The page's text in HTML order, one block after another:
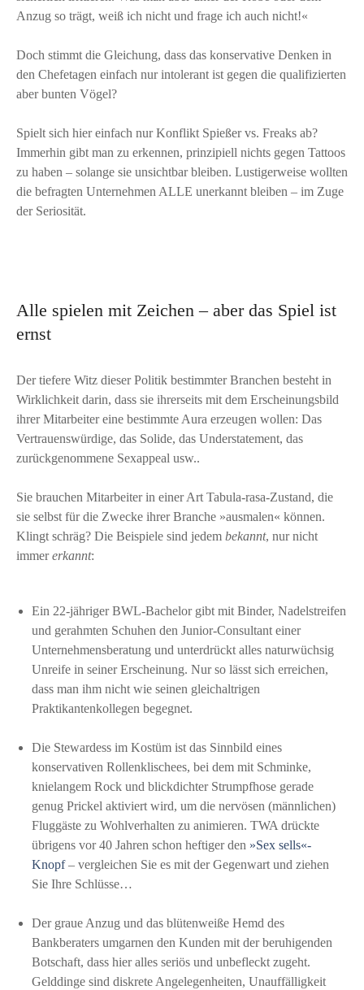
Anzug so trägt, weiß ich nicht und frage ich auch nicht!«
Doch stimmt die Gleichung, dass das konservative Denken in
den Chefetagen einfach nur intolerant ist gegen die qualifizierten
aber bunten Vögel?
Spielt sich hier einfach nur Konflikt Spießer vs. Freaks ab?
Immerhin gibt man zu erkennen, prinzipiell nichts gegen Tattoos
zu haben – solange sie unsichtbar bleiben. Lustigerweise wollten
die befragten Unternehmen ALLE unerkannt bleiben – im Zuge
der Seriosität.
Alle spielen mit Zeichen – aber das Spiel ist
ernst
Der tiefere Witz dieser Politik bestimmter Branchen besteht in
Wirklichkeit darin, dass sie ihrerseits mit dem Erscheinungsbild
ihrer Mitarbeiter eine bestimmte Aura erzeugen wollen: Das
Vertrauenswürdige, das Solide, das Understatement, das
zurückgenommene Sexappeal usw..
Sie brauchen Mitarbeiter in einer Art Tabula-rasa-Zustand, die
sie selbst für die Zwecke ihrer Branche »ausmalen« können.
Klingt schräg? Die Beispiele sind jedem bekannt, nur nicht
immererkannt:
Ein 22-jähriger BWL-Bachelor gibt mit Binder, Nadelstreifen
und gerahmten Schuhen den Junior-Consultant einer
Unternehmensberatung und unterdrückt alles naturwüchsig
Unreife in seiner Erscheinung. Nur so lässt sich erreichen,
dass man ihm nicht wie seinen gleichaltrigen
Praktikantenkollegen begegnet.
Die Stewardess im Kostüm ist das Sinnbild eines
konservativen Rollenklischees, bei dem mit Schminke,
knielangem Rock und blickdichter Strumpfhose gerade
genug Prickel aktiviert wird, um die nervösen (männlichen)
Fluggäste zu Wohlverhalten zu animieren. TWA drückte
übrigens vor 40 Jahren schon heftiger den »Sex sells«-
Knopf– vergleichen Sie es mit der Gegenwart und ziehen
Sie Ihre Schlüsse…
Der graue Anzug und das blütenweiße Hemd des
Bankberaters umgarnen den Kunden mit der beruhigenden
Botschaft, dass hier alles seriös und unbefleckt zugeht.
Gelddinge sind diskrete Angelegenheiten, Unauffälligkeit